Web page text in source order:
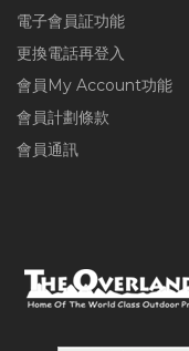
電子會員証功能
更換電話再登入
會員My Account功能
會員計劃條款
會員通訊